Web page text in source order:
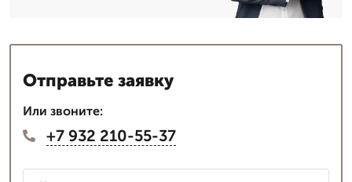
Отправьте заявку
Или звоните:
+7 932 210-55-37